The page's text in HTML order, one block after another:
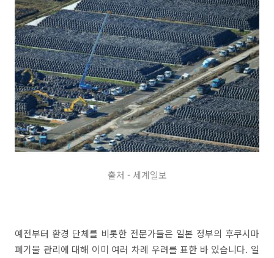
출처 - 세계일보
예전부터 환경 단체를 비롯한 전문가들은 일본 정부의 후쿠시마
폐기물 관리에 대해 이미 여러 차례 우려를 표한 바 있습니다. 일